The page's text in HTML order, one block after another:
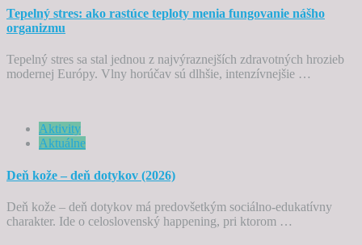
Tepelný stres: ako rastúce teploty menia fungovanie nášho
organizmu
Tepelný stres sa stal jednou z najvýraznejších zdravotných hrozieb
modernej Európy. Vlny horúčav sú dlhšie, intenzívnejšie …
Aktivity
Aktuálne
Deň kože – deň dotykov (2026)
Deň kože – deň dotykov má predovšetkým sociálno-edukatívny
charakter. Ide o celoslovenský happening, pri ktorom …